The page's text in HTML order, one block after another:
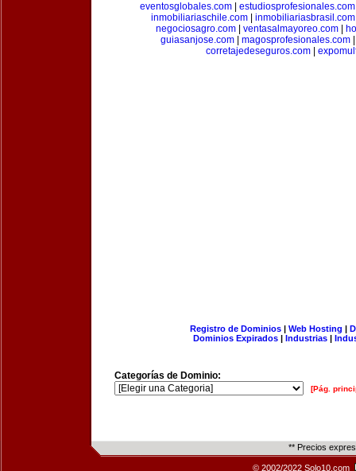
eventosglobales.com| estudiosprofesionales.com
inmobiliariaschile.com| inmobiliariasbrasil.com
negociosagro.com
ventasalmayoreo.com
guiasanjose.com| magosprofesionales.com
corretajedeseguros.com
Registro de Dominios| Web Hosting |
Dominios Expirados | Industrias |
Categorías de Dominio:
[Pág.
** Precios
© 2002/2022 Solo10.com